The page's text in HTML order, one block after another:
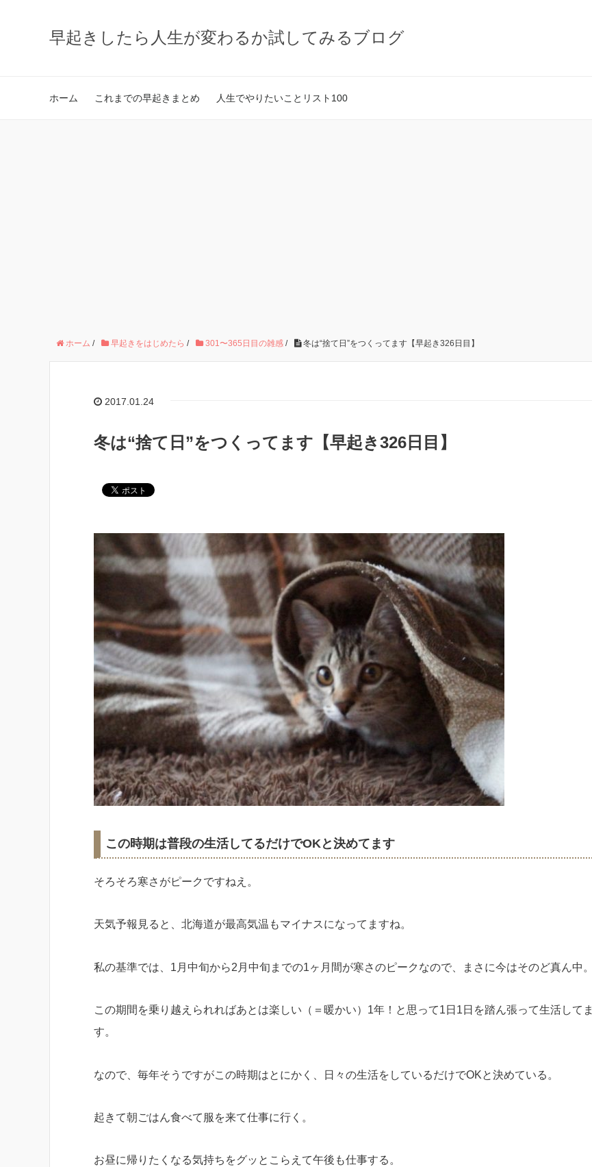
早起きしたら人生が変わるか試してみるブログ
ホーム これまでの早起きまとめ 人生でやりたいことリスト100
ホーム / 早起きをはじめたら / 301〜365日目の雑感 / 冬は“捨て日”をつくってます【早起き326日目】
2017.01.24
冬は“捨て日”をつくってます【早起き326日目】
この時期は普段の生活してるだけでOKと決めてます
そろそろ寒さがピークですねえ。
天気予報見ると、北海道が最高気温もマイナスになってますね。
私の基準では、1月中旬から2月中旬までの1ヶ月間が寒さのピークなので、まさに今はそのど真ん中。
この期間を乗り越えられればあとは楽しい（＝暖かい）1年！と思って1日1日を踏ん張って生活してま
す。
なので、毎年そうですがこの時期はとにかく、日々の生活をしているだけでOKと決めている。
起きて朝ごはん食べて服を来て仕事に行く。
お昼に帰りたくなる気持ちをグッとこらえて午後も仕事する。